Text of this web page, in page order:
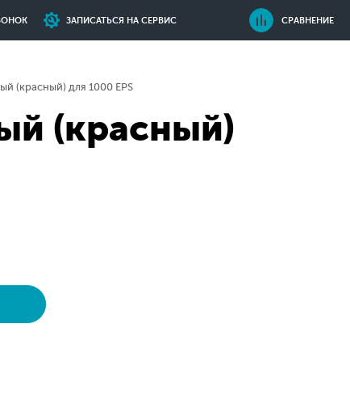
ЗАПИСАТЬСЯ НА СЕРВИС СРАВНЕНИЕ
(красный) для 1000 EPS
(красный)